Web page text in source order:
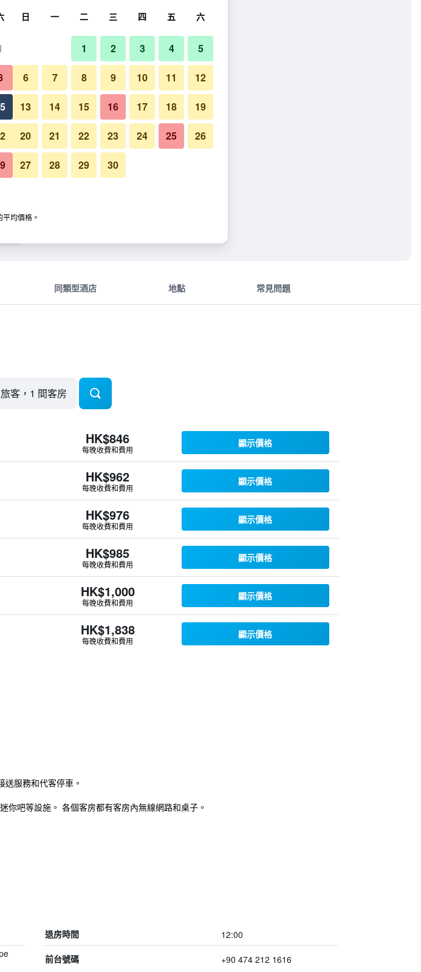
同類型酒店 地點 常見問題
客，1 間客房
HK$846
每晚收費和費用
顯示價格
HK$962
每晚收費和費用
顯示價格
HK$976
每晚收費和費用
顯示價格
HK$985
每晚收費和費用
顯示價格
HK$1,000
每晚收費和費用
顯示價格
HK$1,838
每晚收費和費用
顯示價格
服務和代客停車。
吧等設施。 各個客房都有客房內無線網路和桌子。
退房時間 12:00
前台號碼 +90 474 212 1616
日 一 二 三 四 五 六
1 2 3 4 5
6 7 8 9 10 11 12
13 14 15 16 17 18 19
20 21 22 23 24 25 26
27 28 29 30
均價格。